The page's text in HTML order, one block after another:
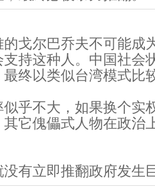
戈尔巴乔夫不可能成
持这种人。中国社会
终以类似台湾模式比
乎不大，如果换个实
它傀儡式人物在政治
有立即推翻政府发生